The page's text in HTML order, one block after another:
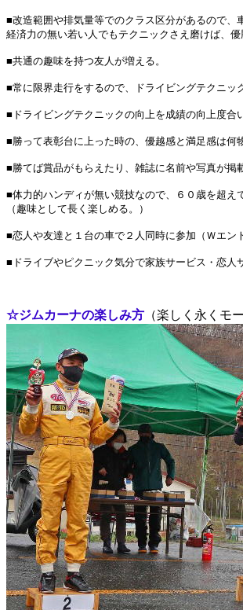
■改造範囲や排気量等でのクラス区分があるので、
経済力の無い若い人でもテクニックさえ磨けば、優
■共通の趣味を持つ友人が増える。
■常に限界走行をするので、ドライビングテクニッ
■ドライビングテクニックの向上を成績の向上度合
■勝って表彰台に上った時の、優越感と満足感は何
■勝てば賞品がもらえたり、雑誌に名前や写真が掲
■体力的ハンディが無い競技なので、６０歳を超え
（趣味として長く楽しめる。）
■恋人や友達と１台の車で２人同時に参加（Ｗエン
■ドライブやピクニック気分で家族サービス・恋人
☆ジムカーナの楽しみ方 （楽しく永くモ